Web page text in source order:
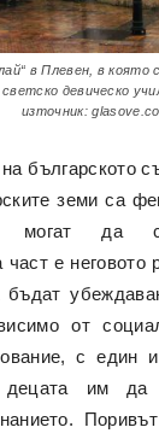
в Плевен, в която
светско девическо
източник:
българското
земи са
могат да
е неговото
от
с един
децата им да